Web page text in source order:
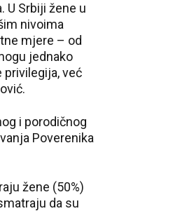
U Srbiji žene u
nivoima
mjere – od
jednako
privilegija, već
i porodičnog
Poverenika
žene (50%)
da su